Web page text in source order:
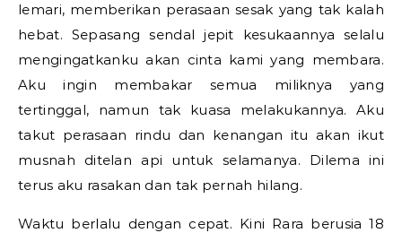
lemari, memberikan perasaan sesak yang tak kalah
hebat. Sepasang sendal jepit kesukaannya selalu
mengingatkanku akan cinta kami yang membara.
Aku ingin membakar semua miliknya yang
tertinggal, namun tak kuasa melakukannya. Aku
takut perasaan rindu dan kenangan itu akan ikut
musnah ditelan api untuk selamanya. Dilema ini
terus aku rasakan dan tak pernah hilang.
Waktu berlalu dengan cepat. Kini Rara berusia 18